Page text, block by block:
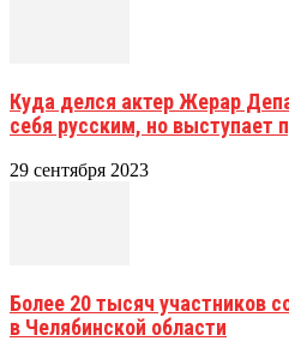
Куда делся актер Жерар
себя русским, но выступает
29 сентября 2023
Более 20 тысяч участников
в Челябинской области